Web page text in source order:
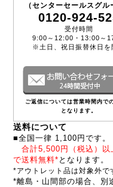
（センターセールスグル
0120-924-
受付時間
9:00～12:00・13:00～
※土日、祝日振替休日を
ご返信については営業時間内で
となります。
送料について
■全国一律 1,100円です。
合計5,500円（税込）以
で送料無料* となります。
*アウトレット品は対象外で
*離島・山間部の場合、別